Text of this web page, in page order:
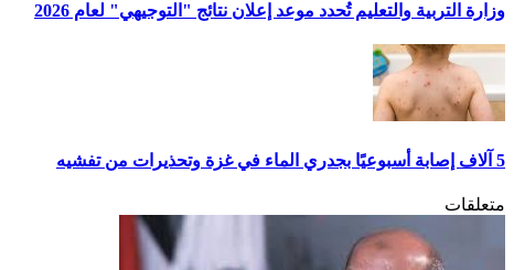
وزارة التربية والتعليم تُحدد موعد إعلان نتائج "التوجيهي" لعام 2026
5 آلاف إصابة أسبوعيًا بجدري الماء في غزة وتحذيرات من تفشيه
متعلقات